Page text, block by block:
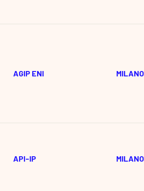
AGIP ENI MILANO
API-IP MILANO